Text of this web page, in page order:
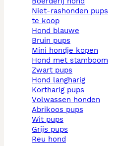
niet-rashonden pups
te koop
hond blauwe
bruin pups
mini hondje kopen
hond met stamboom
zwart pups
hond langharig
kortharig pups
volwassen honden
abrikoos pups
wit pups
grijs pups
reu hond